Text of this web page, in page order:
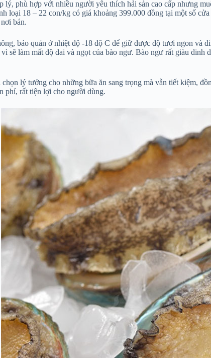
lý, phù hợp với nhiều người yêu thích hải sản cao cấp nhưng
loại 18 – 22 con/kg có giá khoảng 399.000 đồng tại một số
bán.
bảo quản ở nhiệt độ -18 độ C để giữ được độ tươi ngon
sẽ làm mất độ dai và ngọt của bào ngư. Bào ngư rất giàu
lý tưởng cho những bữa ăn sang trọng mà vẫn tiết kiệm,
phí, rất tiện lợi cho người dùng.